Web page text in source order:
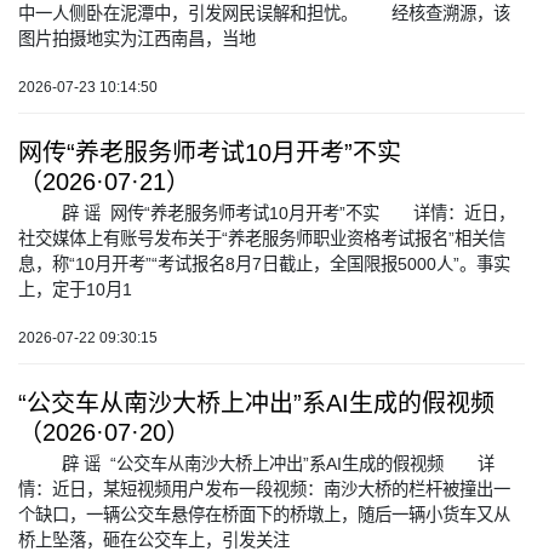
中一人侧卧在泥潭中，引发网民误解和担忧。 经核查溯源，该
图片拍摄地实为江西南昌，当地
2026-07-23 10:14:50
网传“养老服务师考试10月开考”不实
（2026·07·21）
辟 谣 网传“养老服务师考试10月开考”不实 详情：近日，
社交媒体上有账号发布关于“养老服务师职业资格考试报名”相关信
息，称“10月开考”“考试报名8月7日截止，全国限报5000人”。事实
上，定于10月1
2026-07-22 09:30:15
“公交车从南沙大桥上冲出”系AI生成的假视频
（2026·07·20）
辟 谣 “公交车从南沙大桥上冲出”系AI生成的假视频 详
情：近日，某短视频用户发布一段视频：南沙大桥的栏杆被撞出一
个缺口，一辆公交车悬停在桥面下的桥墩上，随后一辆小货车又从
桥上坠落，砸在公交车上，引发关注